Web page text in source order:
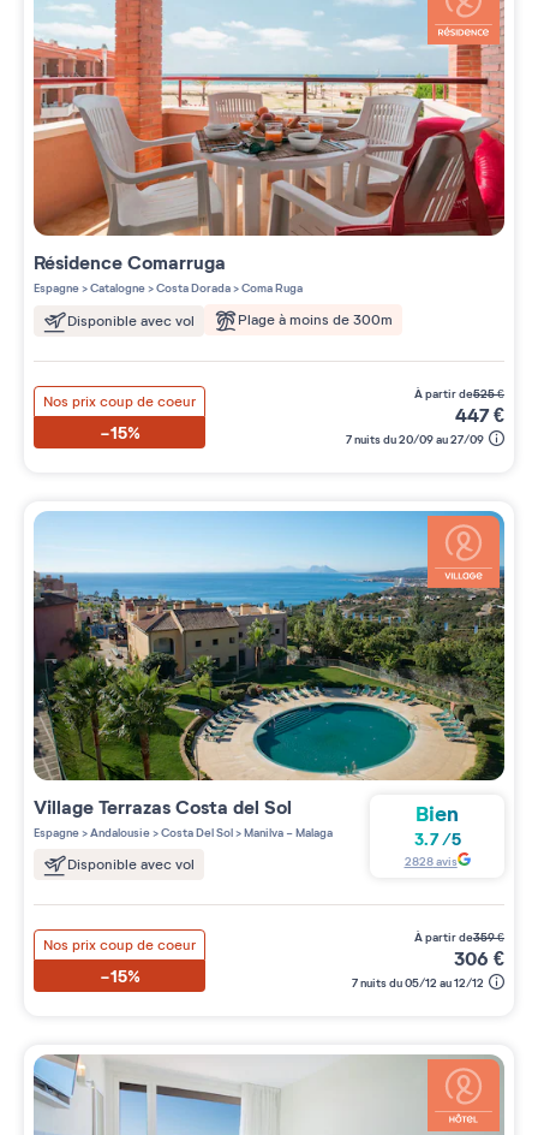
RésidenceComarruga
Espagne>Catalogne>Costa Dorada>Coma Ruga
Disponible avec vol Plage à moins de 300m
Nos prix coup de coeur
-15%
à partir de525€
447€
7 nuits du 20/09 au 27/09
VillageTerrazas Costa del Sol
Espagne>Andalousie>Costa Del Sol>Manilva - Malaga
Disponible avec vol
Bien
3.7/5
2828avis
Nos prix coup de coeur
-15%
à partir de359€
306 €
7 nuits du 05/12 au 12/12